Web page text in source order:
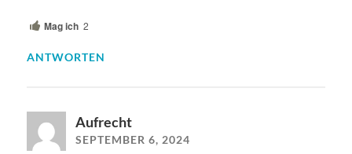
Mag ich 2
ANTWORTEN
Aufrecht
SEPTEMBER 6, 2024